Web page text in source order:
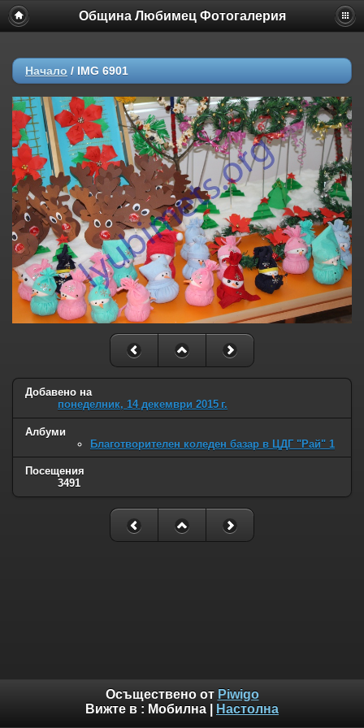
Община Любимец Фотогалерия
Начало / IMG 6901
Добавено на
понеделник, 14 декември 2015 г.
Албуми
Благотворителен коледен базар в ЦДГ "Рай" 1
Посещения
3491
Осъществено от Piwigo
Вижте в : Мобилна Настолна